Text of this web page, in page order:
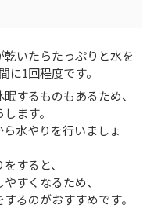
乾いたらたっぷりと水を
に1回程度です。
するものもあるため、
ます。
水やりを行いましょ
すると、
すくなるため、
るのがおすすめです。